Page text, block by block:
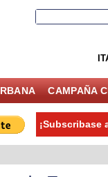
CAMPAÑA
¡Subscribase